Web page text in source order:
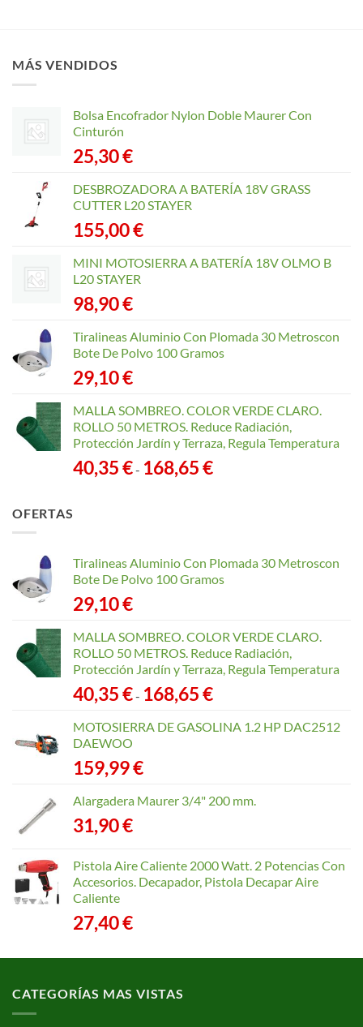
MÁS VENDIDOS
Bolsa Encofrador Nylon Doble Maurer Con
Cinturón
25,30€
DESBROZADORA A BATERÍA 18V GRASS
CUTTER L20 STAYER
155,00€
MINI MOTOSIERRA A BATERÍA 18V OLMO B
L20 STAYER
98,90€
Tiralineas Aluminio Con Plomada 30 Metroscon
Bote De Polvo 100 Gramos
29,10€
MALLA SOMBREO. COLOR VERDE CLARO.
ROLLO 50 METROS. Reduce Radiación,
Protección Jardín y Terraza, Regula Temperatura
40,35€- 168,65€Rango
168,65 €
OFERTAS
Tiralineas Aluminio Con Plomada 30 Metroscon
Bote De Polvo 100 Gramos
29,10€
MALLA SOMBREO. COLOR VERDE CLARO.
ROLLO 50 METROS. Reduce Radiación,
Protección Jardín y Terraza, Regula Temperatura
40,35€- 168,65€Rango
precios:
MOTOSIERRA DE GASOLINA 1.2 HP DAC2512
DAEWOO
159,99€
Alargadera Maurer 3/4" 200 mm.
31,90€
Pistola Aire Caliente 2000 Watt. 2 Potencias Con
Accesorios. Decapador, Pistola Decapar Aire
Caliente
27,40€
CATEGORÍAS MAS VISTAS